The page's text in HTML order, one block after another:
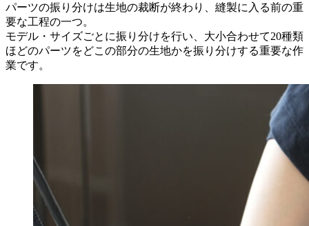
パーツの振り分けは生地の裁断が終わり、縫製に入る前の重
要な工程の一つ。
モデル・サイズごとに振り分けを行い、大小合わせて20種類
ほどのパーツをどこの部分の生地かを振り分けする重要な作
業です。